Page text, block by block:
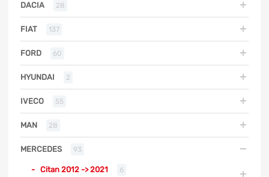
DACIA 28
FIAT 137
FORD 60
HYUNDAI 2
IVECO 55
MAN 28
MERCEDES 93
Citan 2012 -> 2021 6